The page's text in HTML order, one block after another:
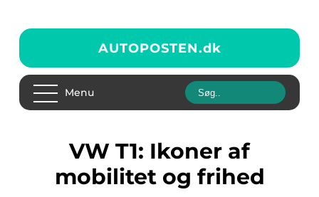
AUTOPOSTEN.dk
Menu
VW T1: Ikoner af
mobilitet og frihed